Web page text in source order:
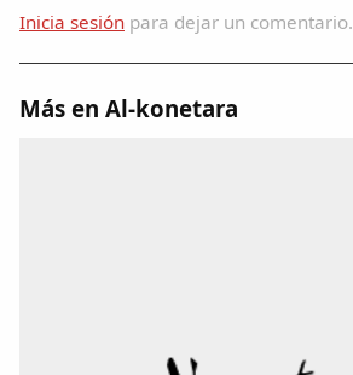
Foros
Cancionero Local
Inicia sesión para dejar un comentario.
Más en Al-konetara